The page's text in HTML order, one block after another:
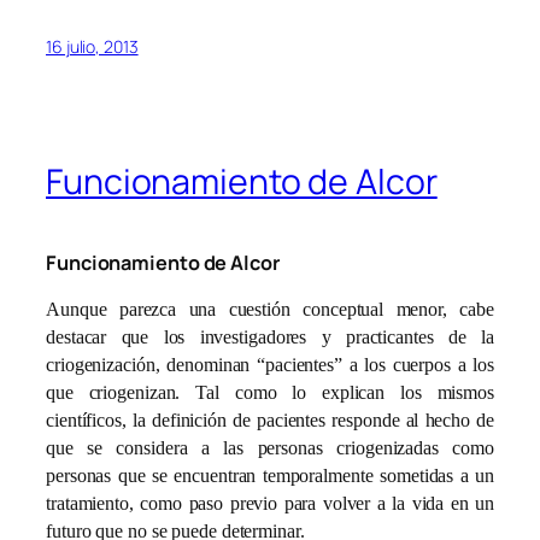
16 julio, 2013
Funcionamiento de Alcor
Funcionamiento de Alcor
Aunque parezca una cuestión conceptual menor, cabe
destacar que los investigadores y practicantes de la
criogenización, denominan “pacientes” a los cuerpos a los
que criogenizan. Tal como lo explican los mismos
científicos, la definición de pacientes responde al hecho de
que se considera a las personas criogenizadas como
personas que se encuentran temporalmente sometidas a un
tratamiento, como paso previo para volver a la vida en un
futuro que no se puede determinar.